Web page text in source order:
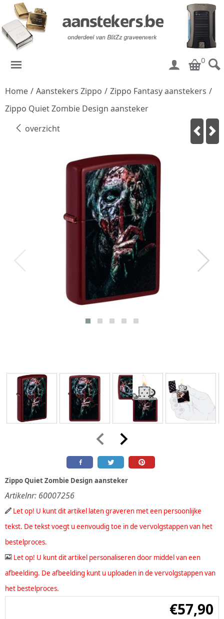
0
Home / Aanstekers Zippo / Zippo Fantasy aanstekers /
Zippo Quiet Zombie Design aansteker
overzicht
Zippo Quiet Zombie Design aansteker
Artikelnr: 60007256
Let op! U kunt dit artikel laten graveren met een persoonlijke
tekst. De tekst voegt u eenvoudig toe in de vervolgstappen van het
bestelproces.
Let op! U kunt dit artikel personaliseren door middel van een
afbeelding. De afbeelding kunt u uploaden in de vervolgstappen van
het bestelproces.
€57,90